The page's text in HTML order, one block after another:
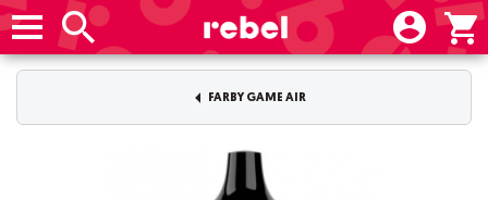
FARBY GAME AIR